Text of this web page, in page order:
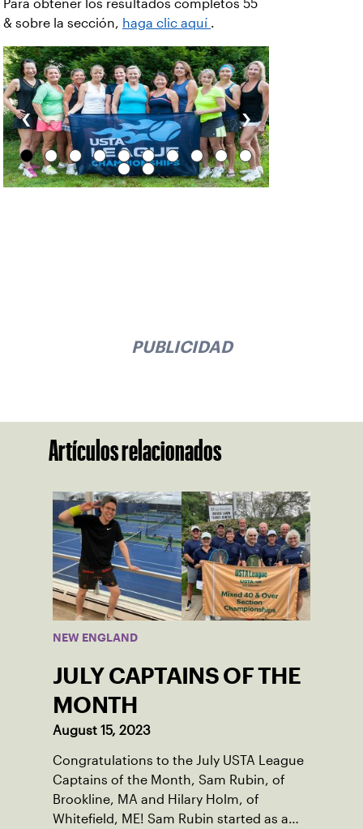
Para obtener los resultados completos 55
& sobre la sección, haga clic aquí .
‹ ›
PUBLICIDAD
Artículos relacionados
NEW ENGLAND
JULY CAPTAINS OF THE
MONTH
August 15, 2023
Congratulations to the July USTA League
Captains of the Month, Sam Rubin, of
Brookline, MA and Hilary Holm, of
Whitefield, ME! Sam Rubin started as a